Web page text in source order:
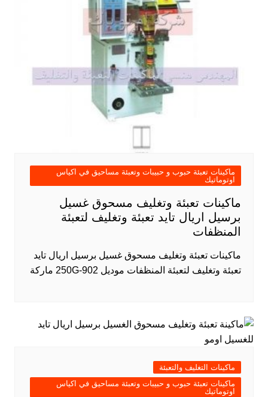
ماكينات تعبئة حبوب و حبيبات وتعبئة مساحيق في اكياس
اوتوماتيك
ماكينات تعبئة وتغليف مسحوق غسيل
برسيل اريال تايد تعبئة وتغليف لتعبئة
المنظفات
ماكينات تعبئة وتغليف مسحوق غسيل برسيل اريال تايد
تعبئة وتغليف لتعبئة المنظفات موديل 902-250G ماركة
ماكينات التغليف والتعبئة
ماكينات تعبئة حبوب و حبيبات وتعبئة مساحيق في اكياس
اوتوماتيك